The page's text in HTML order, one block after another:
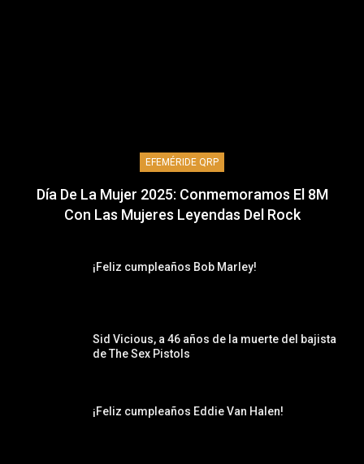
EFEMÉRIDE QRP
Día De La Mujer 2025: Conmemoramos El 8M
Con Las Mujeres Leyendas Del Rock
¡Feliz cumpleaños Bob Marley!
Sid Vicious, a 46 años de la muerte del bajista
de The Sex Pistols
¡Feliz cumpleaños Eddie Van Halen!